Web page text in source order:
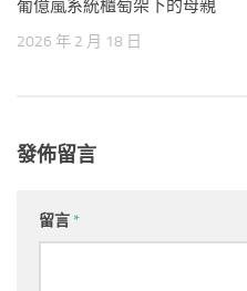
葡億嵐系統櫃萄架下的母親
2026 年 2 月 18 日
發佈留言
留言*